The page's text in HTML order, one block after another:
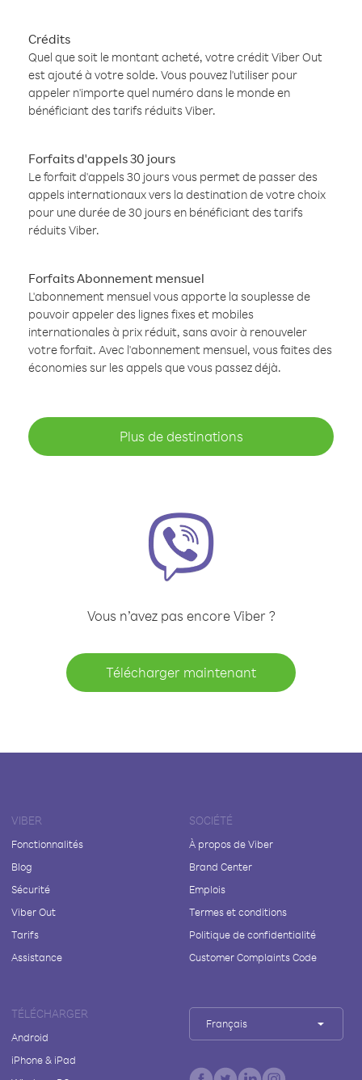
Crédits
Quel que soit le montant acheté, votre crédit Viber Out
est ajouté à votre solde. Vous pouvez l'utiliser pour
appeler n'importe quel numéro dans le monde en
bénéficiant des tarifs réduits Viber.
Forfaits d'appels 30 jours
Le forfait d'appels 30 jours vous permet de passer des
appels internationaux vers la destination de votre choix
pour une durée de 30 jours en bénéficiant des tarifs
réduits Viber.
Forfaits Abonnement mensuel
L'abonnement mensuel vous apporte la souplesse de
pouvoir appeler des lignes fixes et mobiles
internationales à prix réduit, sans avoir à renouveler
votre forfait. Avec l'abonnement mensuel, vous faites des
économies sur les appels que vous passez déjà.
Plus de destinations
Vous n’avez pas encore Viber ?
Télécharger maintenant
VIBER
Fonctionnalités
Blog
Sécurité
Viber Out
Tarifs
Assistance
SOCIÉTÉ
À propos de Viber
Brand Center
Emplois
Termes et conditions
Politique de confidentialité
Customer Complaints Code
TÉLÉCHARGER
Android
iPhone & iPad
Français